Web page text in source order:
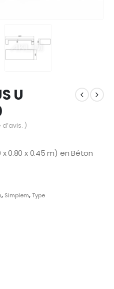
U
d’avis. )
x 0.80 x 0.45 m) en Béton
, Simplem,Type